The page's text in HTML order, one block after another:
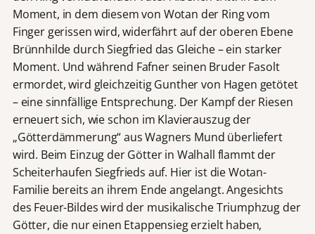
Moment, in dem diesem von Wotan der Ring vom
Finger gerissen wird, widerfährt auf der oberen Ebene
Brünnhilde durch Siegfried das Gleiche – ein starker
Moment. Und während Fafner seinen Bruder Fasolt
ermordet, wird gleichzeitig Gunther von Hagen getötet
– eine sinnfällige Entsprechung. Der Kampf der Riesen
erneuert sich, wie schon im Klavierauszug der
„Götterdämmerung“ aus Wagners Mund überliefert
wird. Beim Einzug der Götter in Walhall flammt der
Scheiterhaufen Siegfrieds auf. Hier ist die Wotan-
Familie bereits an ihrem Ende angelangt. Angesichts
des Feuer-Bildes wird der musikalische Triumphzug der
Götter, die nur einen Etappensieg erzielt haben,